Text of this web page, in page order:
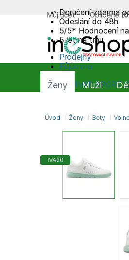
IVA20
Doručení zdarma
Odeslání do 48h
5/5* Hodnocení
5 let na trhu
Prodejny
Půjčovna
SUMMIT-SPORT
Můj účet Oblíbené (0
Úvod Ženy Boty
Ženy Muži